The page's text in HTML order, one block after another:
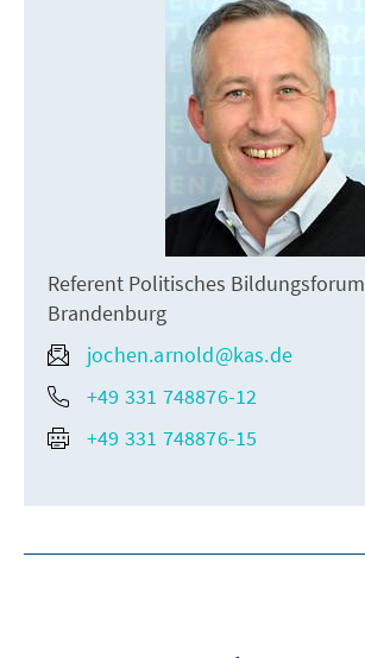
Referent Politisches Bildungsforum
Brandenburg
jochen.arnold@kas.de
+49 331 748876-12
+49 331 748876-15